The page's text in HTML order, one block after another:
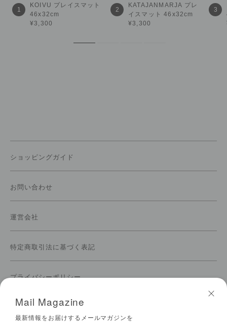
1
KOIVU プレイスマット
46x32cm
¥3,300
2
KATAJANMARJA プレ
イスマット 46x32cm
¥3,300
3
ショッピングガイド
お問い合わせ
運営会社
特定商取引法に基づく表記
プライバシーポリシー
ご利用規約
Mail Magazine
最新情報をお届けするメールマガジンを